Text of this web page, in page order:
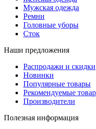
Мужская одежда
Ремни
Головные уборы
Сток
Наши предложения
Распродажи и скидки
Новинки
Популярные товары
Рекомендуемые
Производители
Полезная информация